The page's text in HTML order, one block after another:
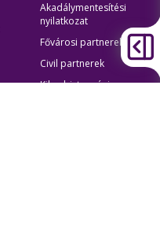
Akadálymentesítési
nyilatkozat
Fővárosi partnerek
Civil partnerek
Kiberbiztonsági